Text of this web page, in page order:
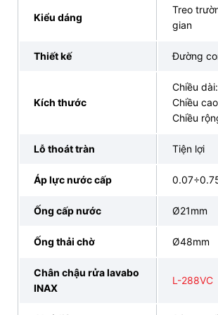
4. Mua chậu lavabo treo
288V/L-288VC chất lượng, uy tín
Lẻ Tại Kho
Kiểu dáng
Treo
gian
Thiết kế Đường
Kích thước
Chiều
Chiều
Chiều
Lỗ thoát tràn Tiện lợi
Áp lực nước cấp
Ống cấp nước Ø21mm
Ống thải chờ Ø48mm
Chân chậu rửa lavabo
INAX
L-288VC